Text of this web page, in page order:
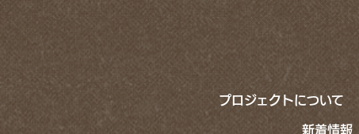
プロジェクトについて
新着情報